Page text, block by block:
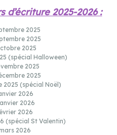
d’écriture 2025-2026 :
2025
2025
2025
(spécial Halloween)
2025
2025
2025 (spécial Noël)
2026
2026
2026
(spécial St Valentin)
2026